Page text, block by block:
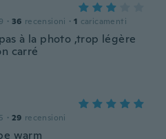
· 36 recensioni · 1 caricamenti
à la photo ,trop légère
carré
· 29 recensioni
warm